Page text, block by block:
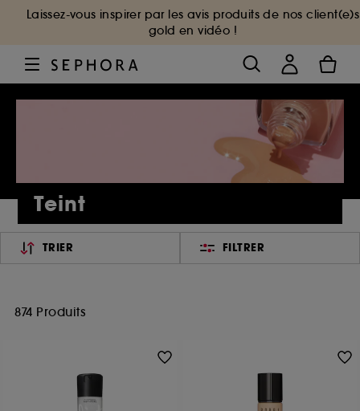
Laissez-vous inspirer par les avis produits de nos client(e)s
gold en vidéo !
Teint
TRIER FILTRER
874 Produits